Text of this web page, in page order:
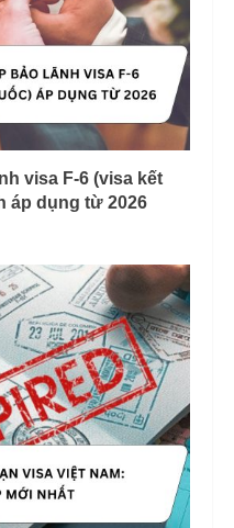
visa F-6 (visa kết
áp dụng từ 2026